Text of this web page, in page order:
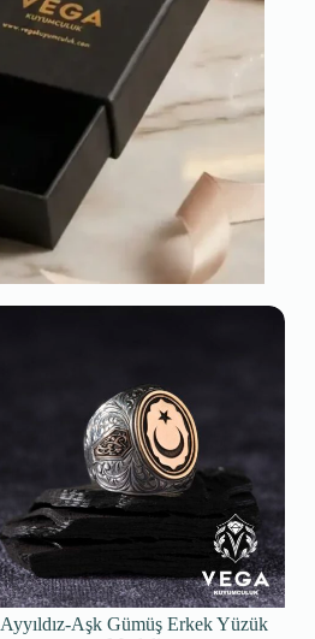
Ayyıldız-Aşk Gümüş Erkek Yüzük